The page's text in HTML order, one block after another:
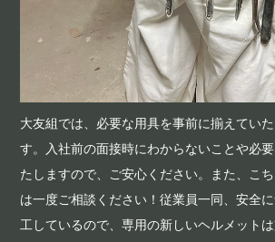
大友組では、必要な用具を事前に揃えてい
す。入社前の面接時にわからないことや必
たしますので、ご安心ください。また、こ
は一度ご相談ください！従業員一同、安全
工しているので、専用の新しいヘルメット